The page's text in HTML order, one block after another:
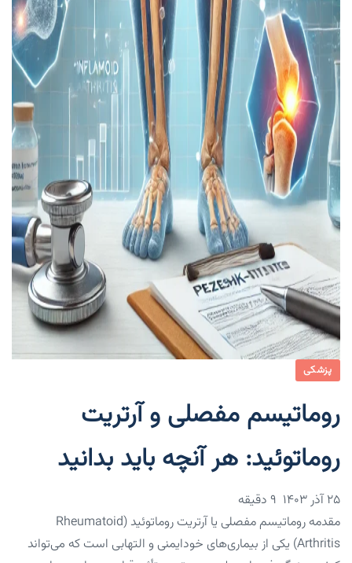
پزشکی
روماتیسم مفصلی و آرتریت
روماتوئید: هر آنچه باید بدانید
۲۵ آذر ۱۴۰۳
مقدمه روماتیسم مفصلی یا آرتریت روماتوئید (Rheumatoid
Arthritis) یکی از بیماری‌های خودایمنی و التهابی است که می‌تواند